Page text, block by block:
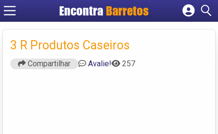
Encontra Barretos
Cadastrar empresa
Criar conta
3 R Produtos Caseiros
Compartilhar Avalie! 257